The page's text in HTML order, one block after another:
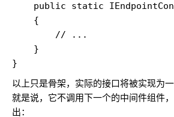
public static
    {
        // ...
    }
}
以上只是骨架，实际的接口将被实现为
就是说，它不调用下一个的中间件组件
出：